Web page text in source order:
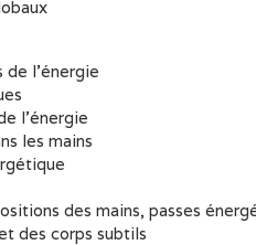
l’énergie
l’énergie
les mains
des mains, passes
des corps subtils